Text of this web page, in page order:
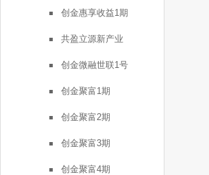
创金惠享收益1期
共盈立源新产业
创金微融世联1号
创金聚富1期
创金聚富2期
创金聚富3期
创金聚富4期